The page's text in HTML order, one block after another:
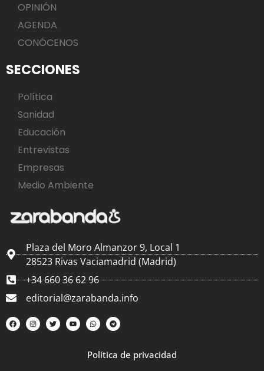
OPINIÓN
AGENDA
CONÓCENOS
SECCIONES
Política
Sanidad
Educación
Entrevistas
Empresas
Medio Ambiente
Plaza del Moro Almanzor 9, Local 1
28523 Rivas Vaciamadrid (Madrid)
+34 660 36 62 96
editorial@zarabanda.info
Política de privacidad